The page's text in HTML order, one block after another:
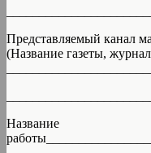
Представляемый канал
(Название газеты,
Название